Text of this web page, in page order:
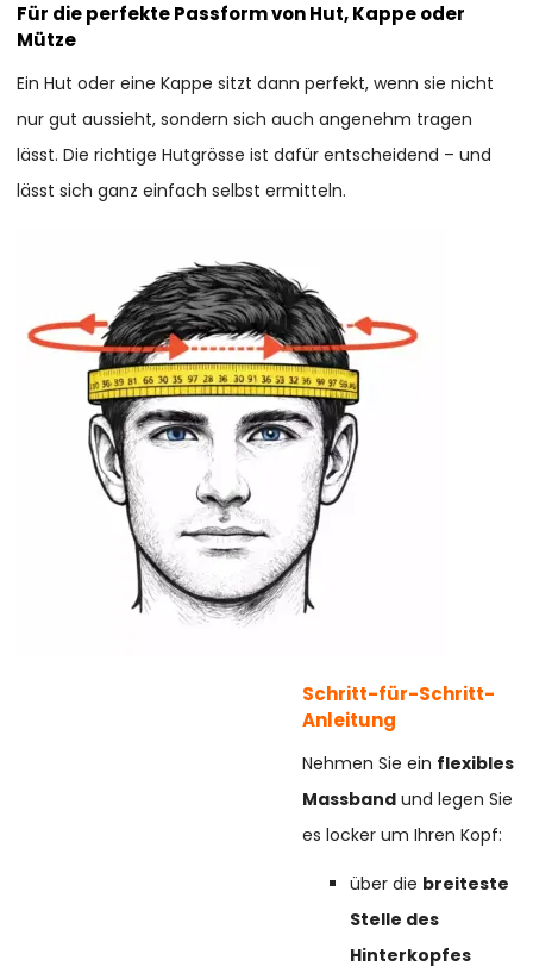
Für die perfekte Passform von Hut, Kappe oder
Mütze
Ein Hut oder eine Kappe sitzt dann perfekt, wenn sie nicht
nur gut aussieht, sondern sich auch angenehm tragen
lässt. Die richtige Hutgrösse ist dafür entscheidend – und
lässt sich ganz einfach selbst ermitteln.
Schritt-für-Schritt-
Anleitung
Nehmen Sie ein flexibles
Massband und legen Sie
es locker um Ihren Kopf:
über die breiteste
Stelle des
Hinterkopfes